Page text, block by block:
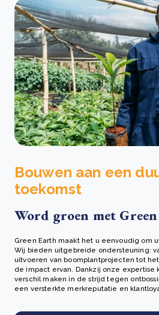
Bouwen aan een
toekomst
Word groen met
Green Earth maakt het u eenvoudig om
Wij bieden uitgebreide ondersteuning:
uitvoeren van boomplantprojecten tot
de impact ervan. Dankzij onze expertise
verschil maken in de strijd tegen
een versterkte merkreputatie en